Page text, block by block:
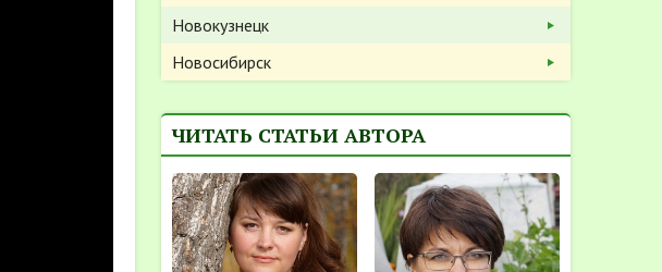
Новокузнецк
Новосибирск
ЧИТАТЬ СТАТЬИ АВТОРА